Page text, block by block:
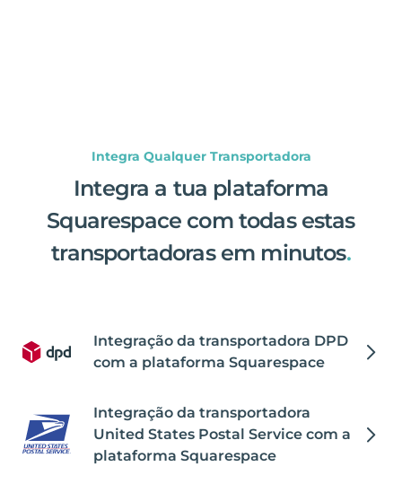
Integra Qualquer Transportadora
Integra a tua plataforma
Squarespace com todas estas
transportadoras em minutos.
Integração da transportadora DPD
com a plataforma Squarespace
Integração da transportadora
United States Postal Service com a
plataforma Squarespace